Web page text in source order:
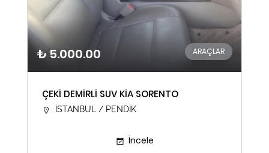
₺ 5.000.00 ARAÇLAR
ÇEKİ DEMİRLİ SUV KİA SORENTO
İSTANBUL / PENDİK
İncele